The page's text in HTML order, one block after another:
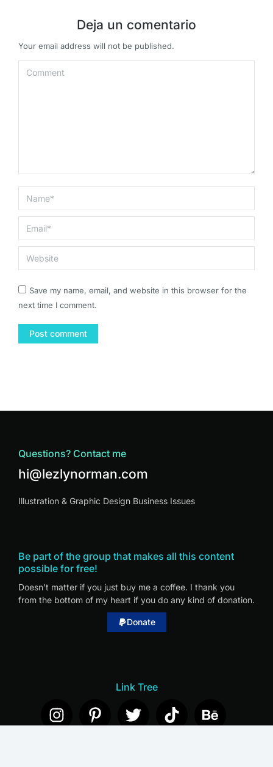
Deja un comentario
Your email address will not be published.
Comment
Name *
Email *
Website
Save my name, email, and website in this browser for the
next time I comment.
Post comment
Questions? Contact me
hi@lezlynorman.com
Illustration & Graphic Design Business Issues
Be part of the group that makes all this content
possible for free!
Doesn’t matter if you just buy me a coffee. I thank you
from the bottom of my heart if you do any kind of donation.
Donate
Link Tree